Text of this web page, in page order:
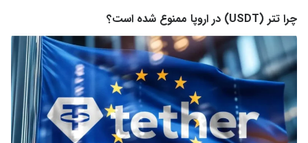
چرا تتر (USDT) در اروپا ممنوع شده است؟